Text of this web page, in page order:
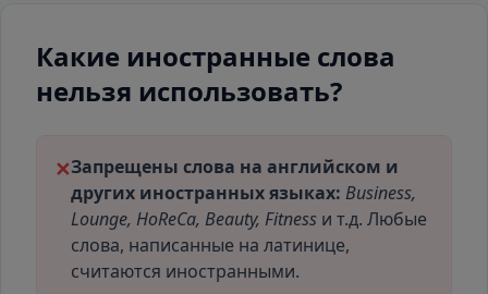
Какие иностранные слова
нельзя использовать?
✕Запрещены слова на английском и
других иностранных языках: Business,
Lounge, HoReCa, Beauty, Fitness и т.д. Любые
слова, написанные на латинице,
считаются иностранными.